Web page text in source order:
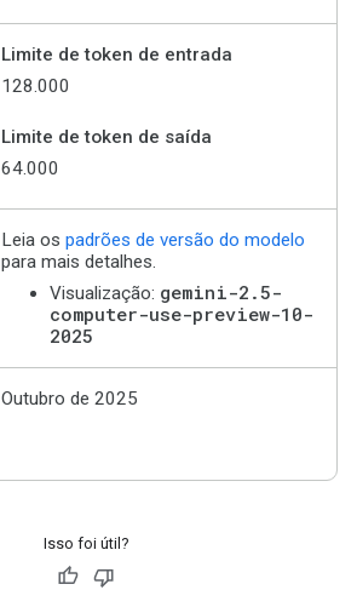
Limite de token de entrada
128.000
Limite de token de saída
64.000
Leia os padrões de versão do modelo
para mais detalhes.
Visualização: gemini-2.5-
computer-use-preview-10-
2025
Outubro de 2025
Isso foi útil?